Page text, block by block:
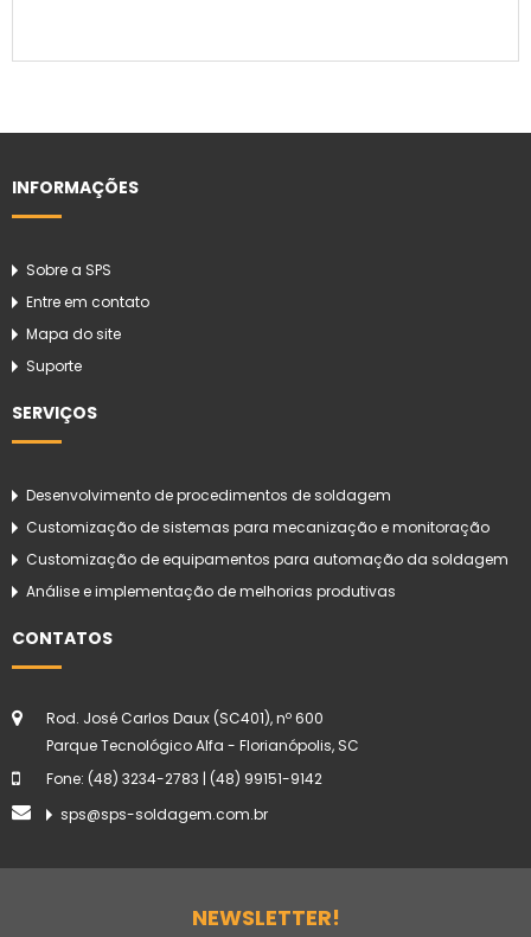
INFORMAÇÕES
Sobre a SPS
Entre em contato
Mapa do site
Suporte
SERVIÇOS
Desenvolvimento de procedimentos de soldagem
Customização de sistemas para mecanização e monitoração
Customização de equipamentos para automação da soldagem
Análise e implementação de melhorias produtivas
CONTATOS
Rod. José Carlos Daux (SC401), nº 600
Parque Tecnológico Alfa - Florianópolis, SC
Fone: (48) 3234-2783 | (48) 99151-9142
sps@sps-soldagem.com.br
NEWSLETTER!